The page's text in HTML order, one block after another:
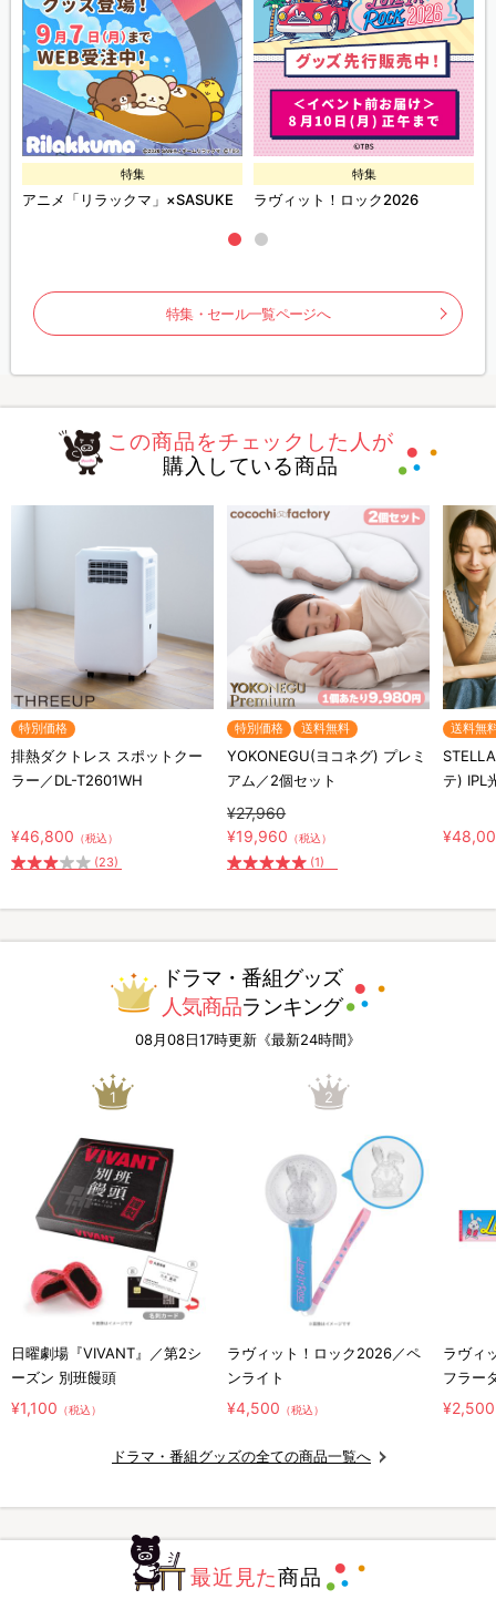
特集
アニメ「リラックマ」×SASUKE
特集
ラヴィット！ロック2026
特集・セール一覧ページへ
この商品をチェックした人が
購入している商品
特別価格
排熱ダクトレス スポットクー
ラー／DL-T2601WH
¥46,800 （税込）
(23)
特別価格 送料無料
YOKONEGU(ヨコネグ) プレミ
アム／2個セット
¥27,960
¥19,960 （税込）
(1)
送料無
テ) IPL
ドラマ・番組グッズ
人気商品ランキング
08月08日17時更新《最新24時間》
1
日曜劇場『VIVANT』／第2シ
ーズン 別班饅頭
¥1,100 （税込）
2
ラヴィット！ロック2026／ペ
ンライト
¥4,500 （税込）
ラヴィ
フラー
¥2,500
ドラマ・番組グッズの全ての商品一覧へ
最近見た商品